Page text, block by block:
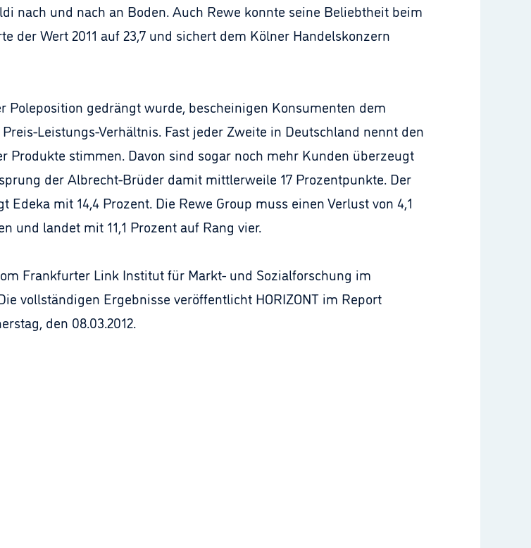
nach und nach an Boden. Auch Rewe konnte seine Beliebtheit beim
der Wert 2011 auf 23,7 und sichert dem Kölner Handelskonzern
gedrängt wurde, bescheinigen Konsumenten dem
Leistungs-Verhältnis. Fast jeder Zweite in Deutschland nennt den
Produkte stimmen. Davon sind sogar noch mehr Kunden überzeugt
der Albrecht-Brüder damit mittlerweile 17 Prozentpunkte. Der
mit 14,4 Prozent. Die Rewe Group muss einen Verlust von 4,1
und landet mit 11,1 Prozent auf Rang vier.
Frankfurter Link Institut für Markt- und Sozialforschung im
vollständigen Ergebnisse veröffentlicht HORIZONT im Report
den 08.03.2012.